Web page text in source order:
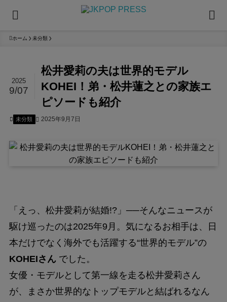
ホーム 未分類
松井愛莉の夫は世界的モデル
KOHEI！弟・松井蓮之との家族エ
ピソードも紹介
2025
9/07
未分類 2025年9月7日
「えっ、松井愛莉が結婚!?」──そんなニュースが
駆け巡ったのは2025年9月。気になるお相手は、日
本だけでなく海外でも活躍する“世界的モデル”の
KOHEIさんでした。
女優・モデルとして第一線を走る松井愛莉さん
が、まさか世界的なトップモデルと結ばれるなん